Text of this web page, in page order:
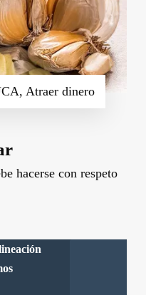
Atraer dinero
hacerse con respeto